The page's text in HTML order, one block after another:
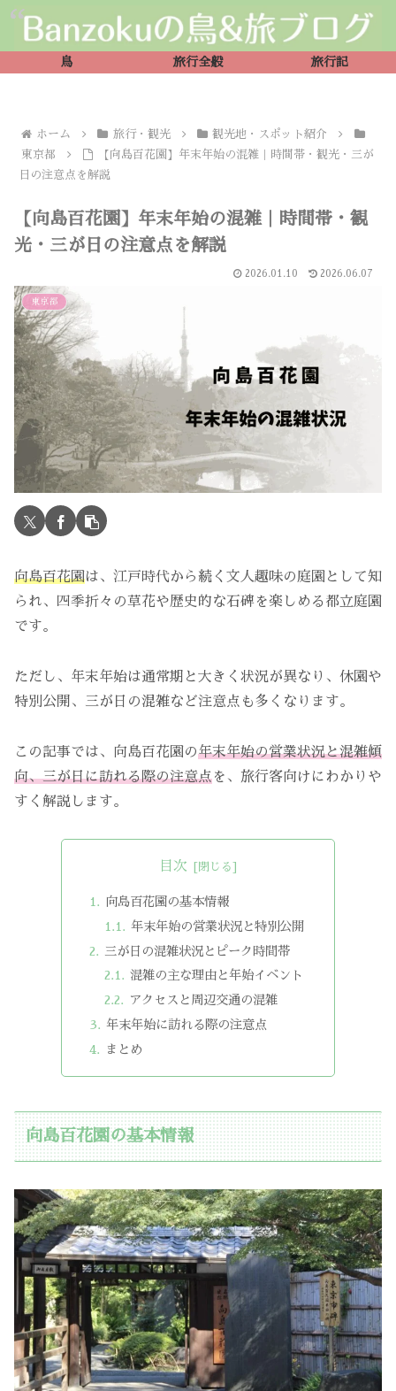
鳥 旅行全般 旅行記
ホーム 旅行・観光
観光地・スポット紹介
東京都
【向島百花園】年末年始の混雑｜時間帯・観光・三が
日の注意点を解説
【向島百花園】年末年始の混雑｜時間帯・観
光・三が日の注意点を解説
2026.01.10 2026.06.07
東京都
向島百花園は、江戸時代から続く文人趣味の庭園として知
られ、四季折々の草花や歴史的な石碑を楽しめる都立庭園
です。
ただし、年末年始は通常期と大きく状況が異なり、休園や
特別公開、三が日の混雑など注意点も多くなります。
この記事では、向島百花園の年末年始の営業状況と混雑傾
向、三が日に訪れる際の注意点を、旅行客向けにわかりや
すく解説します。
目次
向島百花園の基本情報
年末年始の営業状況と特別公開
三が日の混雑状況とピーク時間帯
混雑の主な理由と年始イベント
アクセスと周辺交通の混雑
年末年始に訪れる際の注意点
まとめ
向島百花園の基本情報